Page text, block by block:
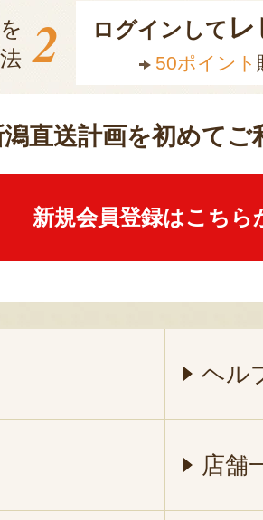
2 ログインして
50ポイント
潟直送計画を初めてご
新規会員登録はこちら
ヘル
店舗